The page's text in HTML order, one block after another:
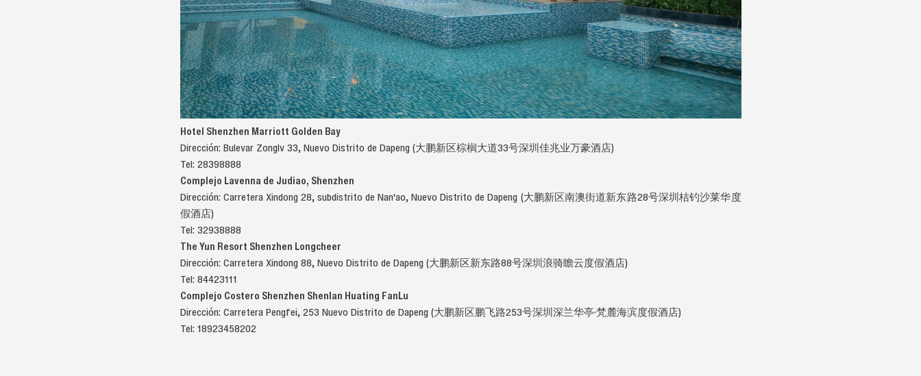
Hotel Shenzhen Marriott Golden Bay
Dirección: Bulevar Zonglv 33, Nuevo Distrito de Dapeng (大鹏新区棕榈大道33号深圳佳兆业万豪酒店)
Tel: 28398888
Complejo Lavenna de Judiao, Shenzhen
Dirección: Carretera Xindong 28, subdistrito de Nan'ao, Nuevo Distrito de Dapeng (大鹏新区南澳街道新东路28号深圳桔钓沙莱华度
假酒店)
Tel: 32938888
The Yun Resort Shenzhen Longcheer
Dirección: Carretera Xindong 88, Nuevo Distrito de Dapeng (大鹏新区新东路88号深圳浪骑瞻云度假酒店)
Tel: 84423111
Complejo Costero Shenzhen Shenlan Huating FanLu
Dirección: Carretera Pengfei, 253 Nuevo Distrito de Dapeng (大鹏新区鹏飞路253号深圳深兰华亭·梵麓海滨度假酒店)
Tel: 18923458202